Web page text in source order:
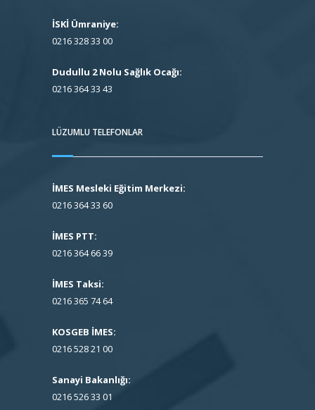
İSKİ Ümraniye:
0216 328 33 00
Dudullu 2 Nolu Sağlık Ocağı:
0216 364 33 43
LÜZUMLU TELEFONLAR
İMES Mesleki Eğitim Merkezi:
0216 364 33 60
İMES PTT:
0216 364 66 39
İMES Taksi:
0216 365 74 64
KOSGEB İMES:
0216 528 21 00
Sanayi Bakanlığı:
0216 526 33 01